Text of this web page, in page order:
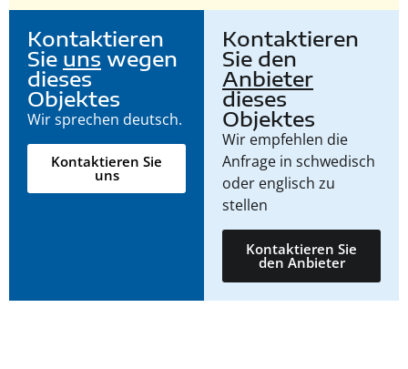
Kontaktieren
Sie uns wegen
dieses
Objektes
Wir sprechen deutsch.
Kontaktieren Sie
uns
Kontaktieren
Sie den
Anbieter
dieses
Objektes
Wir empfehlen die
Anfrage in schwedisch
oder englisch zu
stellen
Kontaktieren Sie
den Anbieter